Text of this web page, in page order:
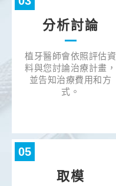
分析討論
植牙醫師會依照評估資
料與您討論治療計畫，
並告知治療費用和方
式。
05
取模